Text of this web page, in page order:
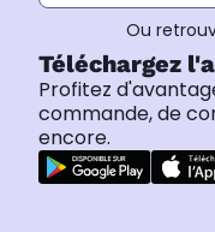
Ou
Téléchargez
Profitez
commande, de
encore.